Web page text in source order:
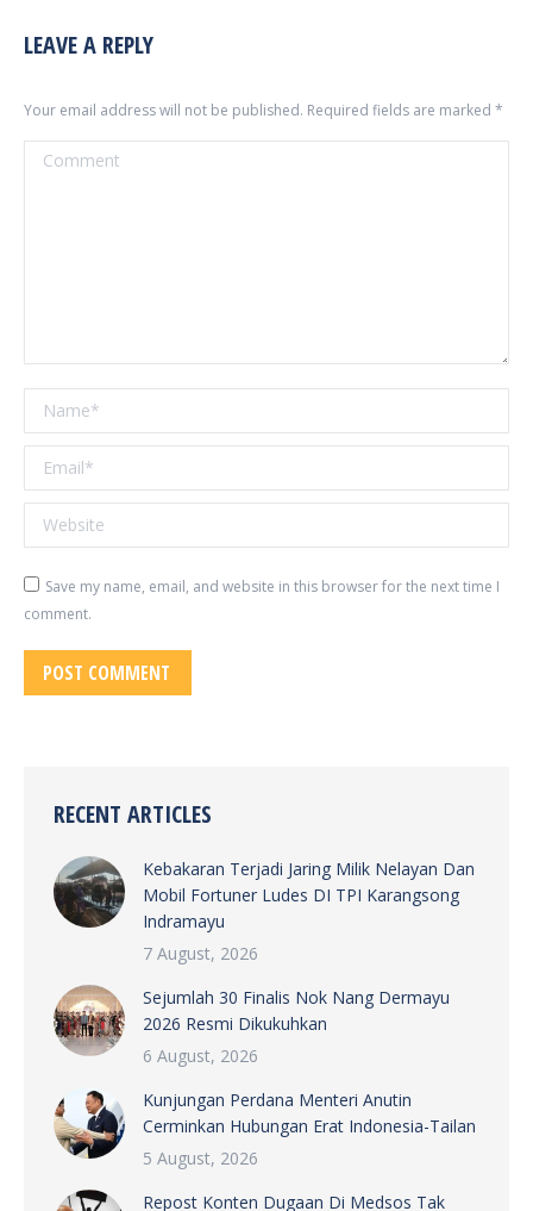
LEAVE A REPLY
Your email address will not be published. Required fields are marked *
Comment
Name *
Email *
Website
Save my name, email, and website in this browser for the next time I
comment.
POST COMMENT
RECENT ARTICLES
Kebakaran Terjadi Jaring Milik Nelayan Dan
Mobil Fortuner Ludes DI TPI Karangsong
Indramayu
7 August, 2026
Sejumlah 30 Finalis Nok Nang Dermayu
2026 Resmi Dikukuhkan
6 August, 2026
Kunjungan Perdana Menteri Anutin
Cerminkan Hubungan Erat Indonesia-Tailan
5 August, 2026
Repost Konten Dugaan Di Medsos Tak